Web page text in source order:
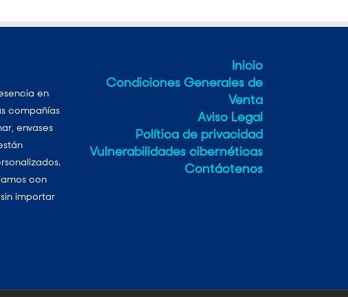
en
compañías
envases
con
importar
Inicio
Condiciones Generales de
Venta
Aviso Legal
Política de privacidad
Vulnerabilidades cibernéticas
Contáctenos